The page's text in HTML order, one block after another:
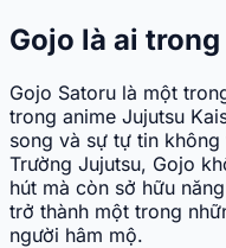
Gojo là ai
Gojo Satoru là một
trong anime Jujutsu
song và sự tự tin
Trường Jujutsu, Gojo
hút mà còn sở hữu
trở thành một trong
người hâm mộ.